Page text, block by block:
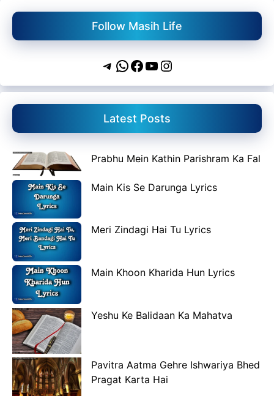
Follow Masih Life
Telegram
WhatsApp
Facebook
YouTube
Instagram
Latest Posts
Prabhu Mein Kathin Parishram Ka Fal
Main Kis Se Darunga Lyrics
Meri Zindagi Hai Tu Lyrics
Main Khoon Kharida Hun Lyrics
Yeshu Ke Balidaan Ka Mahatva
Pavitra Aatma Gehre Ishwariya Bhed
Pragat Karta Hai